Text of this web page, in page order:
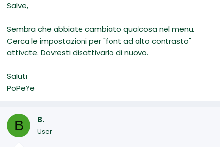
Salve,
Sembra che abbiate cambiato qualcosa nel menu.
Cerca le impostazioni per "font ad alto contrasto"
attivate. Dovresti disattivarlo di nuovo.
Saluti
PoPeYe
B B.
User